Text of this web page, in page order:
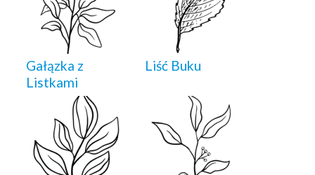
Gałązka z
Listkami
Liść Buku